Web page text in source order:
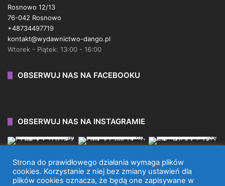
Rosnowo 12/13
76-042 Rosnowo
+48734497719
kontakt@wydawnictwo-dango.pl
Wtorek - Piątek: 13:00 - 16:00
OBSERWUJ NAS NA FACEBOOKU
OBSERWUJ NAS NA INSTAGRAMIE
WYDAWNICTWO DANGO 2026 © WSZYSTKIE PRAWA
Strona do prawidłowego działania wymaga plików
cookies. Korzystanie z niej bez zmiany ustawień dla
plików cookies oznacza, że będą one zapisywane w